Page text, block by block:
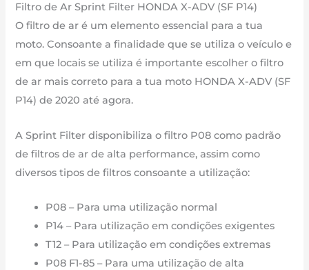
PM178P14
de
2020
até
agora
Filtro de Ar Sprint Filter HONDA X-ADV (SF P14)
O filtro de ar é um elemento essencial para a tua
moto. Consoante a finalidade que se utiliza o veículo e
em que locais se utiliza é importante escolher o filtro
de ar mais correto para a tua moto HONDA X-ADV (SF
P14) de 2020 até agora.
A Sprint Filter disponibiliza o filtro P08 como padrão
de filtros de ar de alta performance, assim como
diversos tipos de filtros consoante a utilização:
P08 – Para uma utilização normal
P14 – Para utilização em condições exigentes
T12 – Para utilização em condições extremas
P08 F1-85 – Para uma utilização de alta